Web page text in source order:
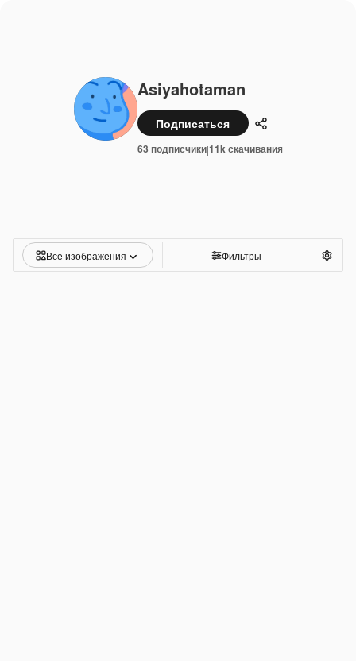
Asiyahotaman
Подписаться Поделиться
63 подписчики|11k скачивания
Все изображения Фильтры